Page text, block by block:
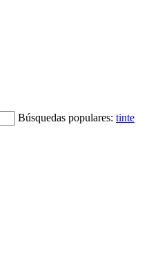
Búsquedas populares: tinte